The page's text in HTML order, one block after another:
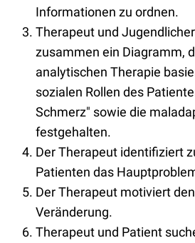
Informationen zu ordnen.
Therapeut und
zusammen ein Diagramm,
analytischen Therapie
sozialen Rollen des
Schmerz" sowie die
festgehalten.
Der Therapeut identifiziert
Patienten das
Der Therapeut motiviert
Veränderung.
Therapeut und Patient